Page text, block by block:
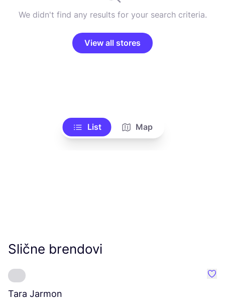
We didn't find any results for your search criteria.
View all stores
List Map
Slične brendovi
Tara Jarmon